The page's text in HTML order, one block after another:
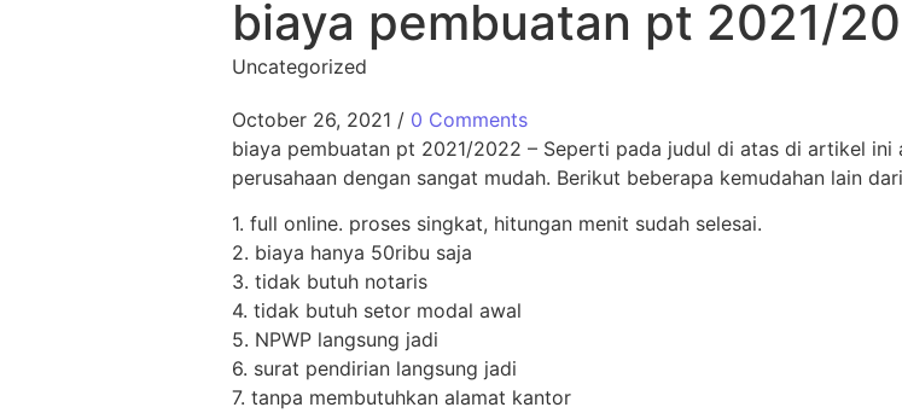
biaya pembuatan pt 2021/
Uncategorized
October 26, 2021 / 0 Comments
biaya pembuatan pt 2021/2022 – Seperti pada judul di atas di artikel ini
perusahaan dengan sangat mudah. Berikut beberapa kemudahan lain
1. full online. proses singkat, hitungan menit sudah selesai.
2. biaya hanya 50ribu saja
3. tidak butuh notaris
4. tidak butuh setor modal awal
5. NPWP langsung jadi
6. surat pendirian langsung jadi
7. tanpa membutuhkan alamat kantor